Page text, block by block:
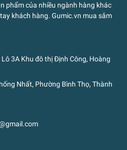
phẩm của nhiều ngành hàng khác
khách hàng. Gumic.vn mua sắm
Lô 3A Khu đô thị Định Công, Hoàng
Nhất, Phường Bình Thọ, Thành